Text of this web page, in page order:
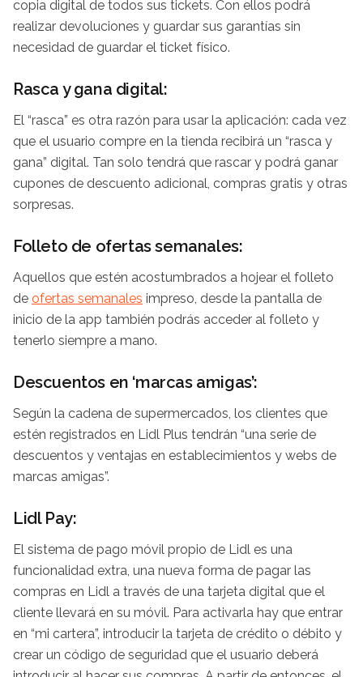
copia digital de todos sus tickets. Con ellos podrá
realizar devoluciones y guardar sus garantías sin
necesidad de guardar el ticket físico.
Rasca y gana digital:
El “rasca” es otra razón para usar la aplicación: cada vez
que el usuario compre en la tienda recibirá un “rasca y
gana” digital. Tan solo tendrá que rascar y podrá ganar
cupones de descuento adicional, compras gratis y otras
sorpresas.
Folleto de ofertas semanales:
Aquellos que estén acostumbrados a hojear el folleto
de ofertas semanales impreso, desde la pantalla de
inicio de la app también podrás acceder al folleto y
tenerlo siempre a mano.
Descuentos en ‘marcas amigas’:
Según la cadena de supermercados, los clientes que
estén registrados en Lidl Plus tendrán “una serie de
descuentos y ventajas en establecimientos y webs de
marcas amigas”.
Lidl Pay:
El sistema de pago móvil propio de Lidl es una
funcionalidad extra, una nueva forma de pagar las
compras en Lidl a través de una tarjeta digital que el
cliente llevará en su móvil. Para activarla hay que entrar
en “mi cartera”, introducir la tarjeta de crédito o débito y
crear un código de seguridad que el usuario deberá